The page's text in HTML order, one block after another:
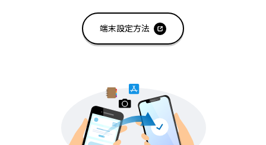
端末設定方法